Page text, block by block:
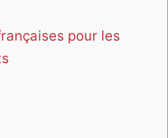
pour les